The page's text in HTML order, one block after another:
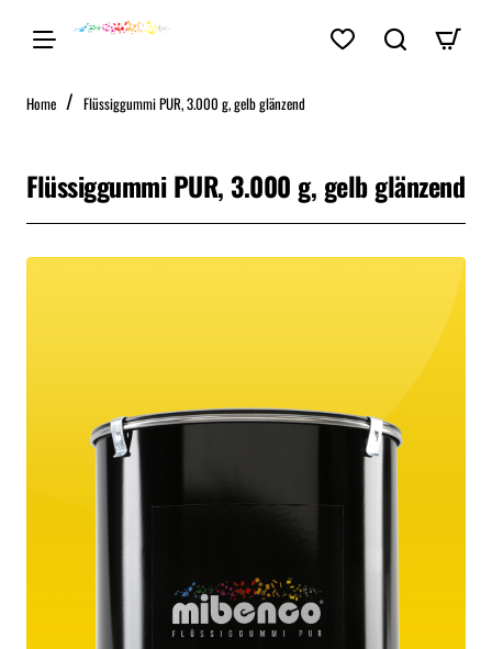
Home home Flüssiggummi PUR, 3.000 g, gelb glänzend
Flüssiggummi PUR, 3.000 g, gelb glänzend